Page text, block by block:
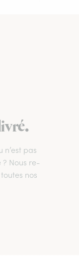
pas
Nous re-
nos